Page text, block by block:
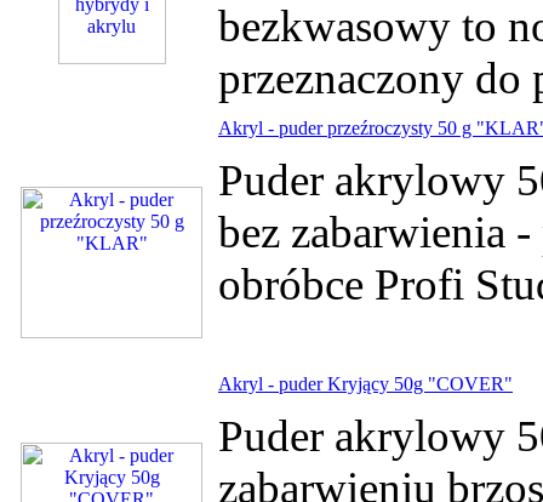
bezkwasowy to
przeznaczony
Akryl - puder przeźroczysty 50 g
Puder akrylowy
bez zabarwienia
obróbce Profi
Akryl - puder Kryjący 50g "COVER"
Puder akrylowy
zabarwieniu